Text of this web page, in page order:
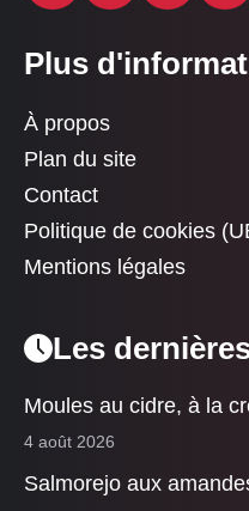
Plus
À propos
Plan du site
Contact
Politique de cookies
Mentions légales
Les
Moules au cidre, à la
4 août 2026
Salmorejo aux